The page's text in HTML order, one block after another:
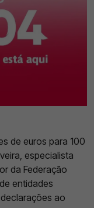
de euros para 100
especialista
da Federação
entidades
ao